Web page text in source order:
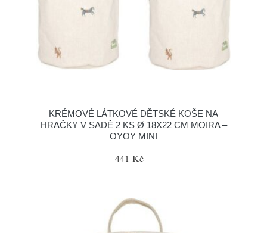
KRÉMOVÉ LÁTKOVÉ DĚTSKÉ KOŠE NA
HRAČKY V SADĚ 2 KS Ø 18X22 CM MOIRA –
OYOY MINI
441 Kč